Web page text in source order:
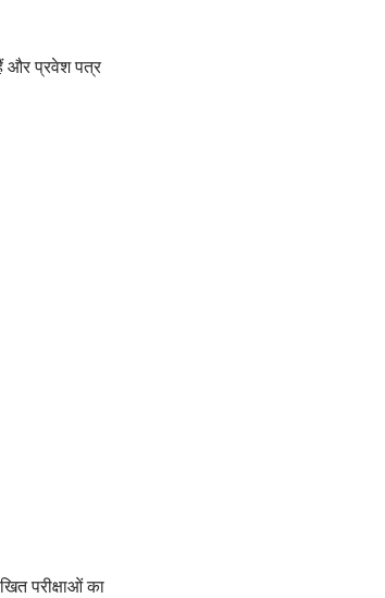
और प्रवेश पत्र
परीक्षाओं का